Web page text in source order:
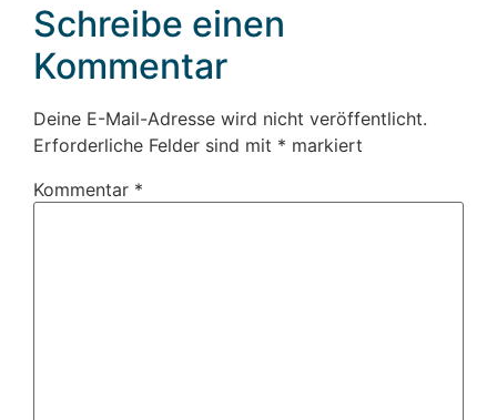
Schreibe einen
Kommentar
Deine E-Mail-Adresse wird nicht veröffentlicht.
Erforderliche Felder sind mit * markiert
Kommentar *